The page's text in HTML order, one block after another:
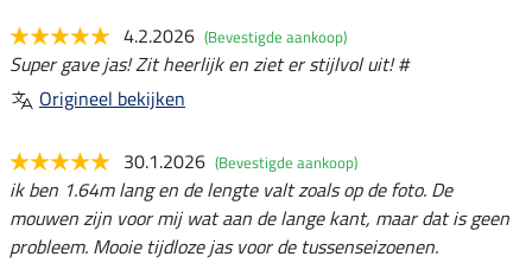
4.2.2026 (Bevestigde aankoop)
Super gave jas! Zit heerlijk en ziet er stijlvol uit! #
Origineel bekijken
30.1.2026 (Bevestigde aankoop)
ik ben 1.64m lang en de lengte valt zoals op de foto. De
mouwen zijn voor mij wat aan de lange kant, maar dat is geen
probleem. Mooie tijdloze jas voor de tussenseizoenen.